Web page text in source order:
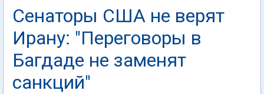
Сенаторы США не верят
Ирану: "Переговоры в
Багдаде не заменят
санкций"